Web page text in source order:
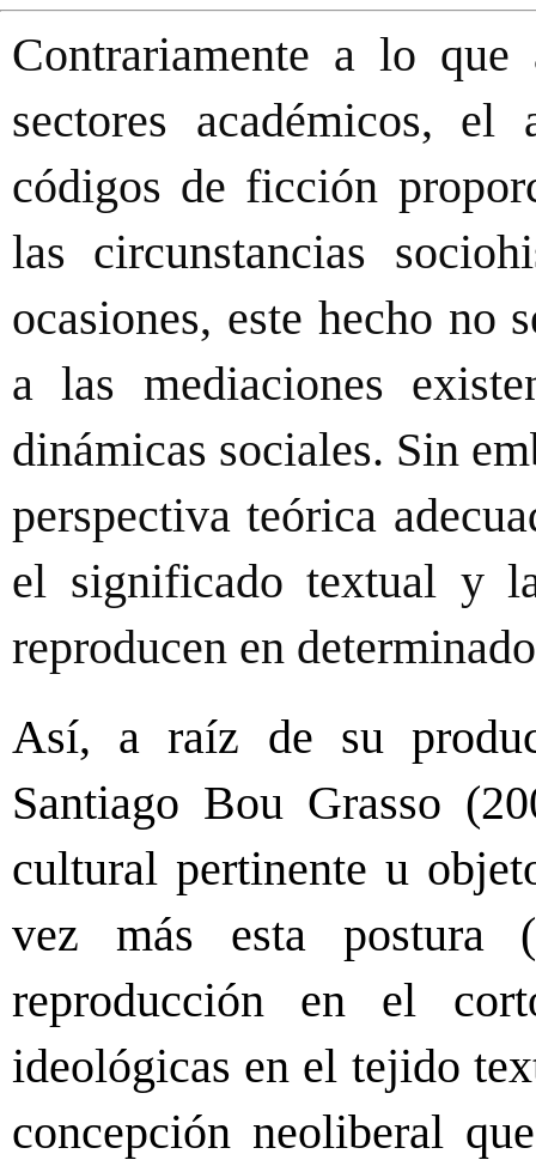
Contrariamente a lo
sectores académicos, el
códigos de ficción
las circunstancias
ocasiones, este hecho no
a las mediaciones
dinámicas sociales. Sin
perspectiva teórica
el significado textual y
reproducen en
Así, a raíz de su
Santiago Bou Grasso
cultural pertinente u
vez más esta postura
reproducción en el
ideológicas en el tejido
concepción neoliberal